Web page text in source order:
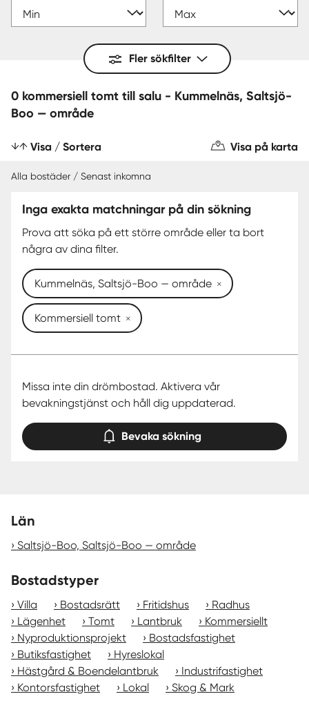
Fler sökfilter
0 kommersiell tomt till salu - Kummelnäs, Saltsjö-
Boo — område
Visa / Sortera Visa på karta
Alla bostäder / Senast inkomna
Inga exakta matchningar på din sökning
Prova att söka på ett större område eller ta bort
några av dina filter.
Kummelnäs, Saltsjö-Boo — område
Kommersiell tomt
Missa inte din drömbostad. Aktivera vår
bevakningstjänst och håll dig uppdaterad.
Bevaka sökning
Län
Saltsjö-Boo, Saltsjö-Boo — område
Bostadstyper
Villa Bostadsrätt Fritidshus
Radhus
Lägenhet
Tomt Lantbruk
Kommersiellt
Nyproduktionsprojekt
Bostadsfastighet
Butiksfastighet
Hyreslokal
Hästgård & Boendelantbruk
Industrifastighet
Kontorsfastighet
Lokal Skog & Mark